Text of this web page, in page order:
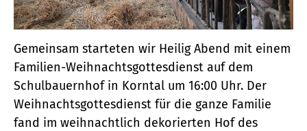
Gemeinsam starteten wir Heilig Abend mit einem
Familien-Weihnachtsgottesdienst auf dem
Schulbauernhof in Korntal um 16:00 Uhr. Der
Weihnachtsgottesdienst für die ganze Familie
fand im weihnachtlich dekorierten Hof des